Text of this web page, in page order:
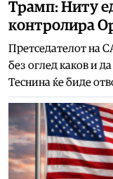
Трамп: Ниту
контролира
Претседателот на
без оглед каков и
Теснина ќе биде